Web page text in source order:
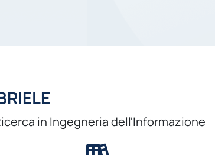
in Ingegneria dell'Informazione